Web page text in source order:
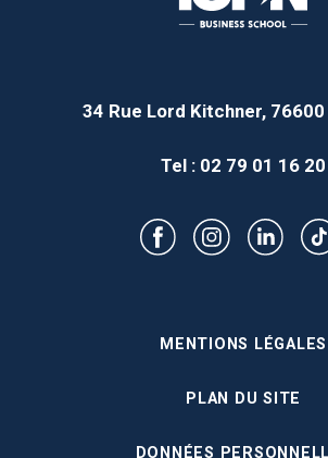
34 Rue Lord Kitchner, 76600
Tel : 02 79 01 16 20
MENTIONS LÉGALES
PLAN DU SITE
DONNÉES